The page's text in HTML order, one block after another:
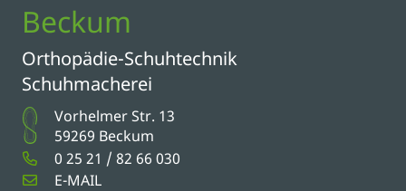
Beckum
Orthopädie-Schuhtechnik
Schuhmacherei
Vorhelmer Str. 13
59269 Beckum
0 25 21 / 82 66 030
E-MAIL